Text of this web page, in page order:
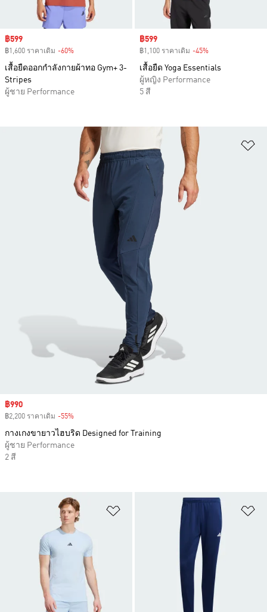
Sale price
฿599
฿1,600 ราคาเดิม -60%
เสื้อยืดออกกำลังกายผ้าทอ Gym+ 3-
Stripes
ผู้ชาย Performance
Sale price
฿599
฿1,100 ราคาเดิม -45%
เสื้อยืด Yoga Essentials
ผู้หญิง Performance
5 สี
เพิ่มไปยังรายการสินค้าโปรด
Sale price
฿990
฿2,200 ราคาเดิม -55%
กางเกงขายาวไฮบริด Designed for Training
ผู้ชาย Performance
2 สี